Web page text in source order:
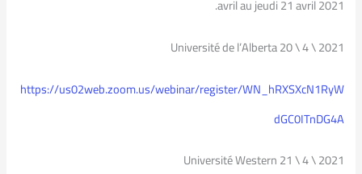
avril au jeudi 21 avril 2021.
Université de l’Alberta 20 \ 4 \ 2021
https://us02web.zoom.us/webinar/register/WN_hRXSXcN1RyW
dGC0ITnDG4A
Université Western 21 \ 4 \ 2021